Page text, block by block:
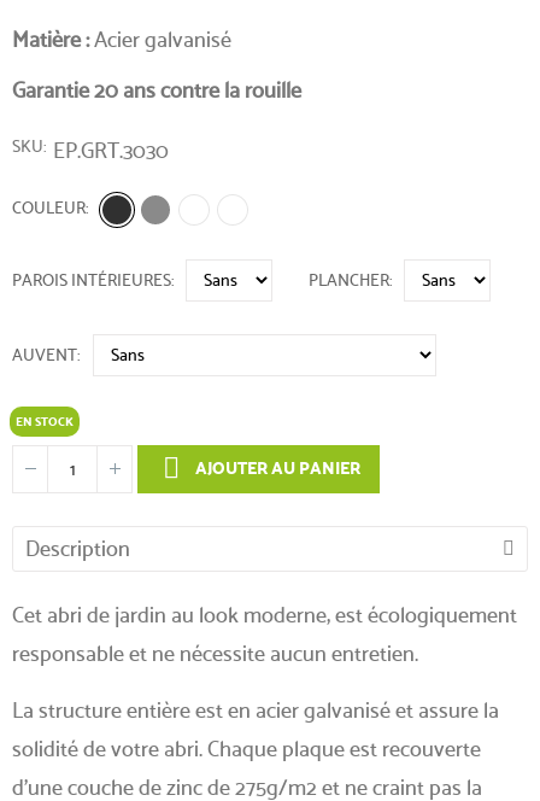
Matière :Acier galvanisé
Garantie 20 ans contre la rouille
SKU EP.GRT.3030
COULEUR
PAROIS INTÉRIEURES PLANCHER
AUVENT
EN STOCK
AJOUTER AU PANIER
Description
Cet abri de jardin au look moderne, est écologiquement
responsable et ne nécessite aucun entretien.
La structure entière est en acier galvanisé et assure la
solidité de votre abri. Chaque plaque est recouverte
d’une couche de zinc de 275g/m2 et ne craint pas la